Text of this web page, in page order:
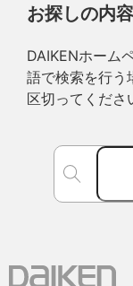
お探しの内
DAIKENホーム
語で検索を行う
区切ってくださ